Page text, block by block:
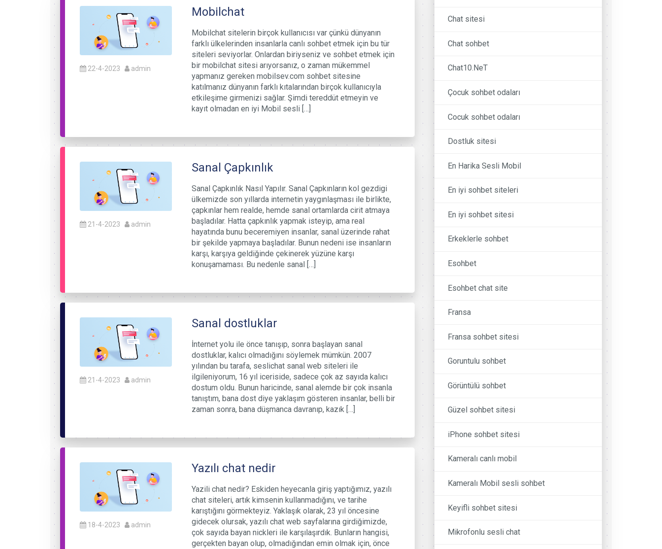
22-4-2023 admin
Mobilchat
Mobilchat sitelerin birçok kullanıcısı var çünkü dünyanın
farklı ülkelerinden insanlarla canlı sohbet etmek için bu tür
siteleri seviyorlar. Onlardan biriyseniz ve sohbet etmek için
bir mobilchat sitesi arıyorsanız, o zaman mükemmel
yapmanız gereken mobilsev.com sohbet sitesine
katılmanız dünyanın farklı kıtalarından birçok kullanıcıyla
etkileşime girmenizi sağlar. Şimdi tereddüt etmeyin ve
kayıt olmadan en iyi Mobil sesli […]
21-4-2023 admin
Sanal Çapkınlık
Sanal Çapkınlık Nasıl Yapılır. Sanal Çapkınların kol gezdigi
ülkemizde son yıllarda internetin yaygınlaşması ile birlikte,
çapkınlar hem realde, hemde sanal ortamlarda cirit atmaya
başladılar. Hatta çapkınlık yapmak isteyip, ama real
hayatında bunu beceremiyen insanlar, sanal üzerinde rahat
bir şekilde yapmaya başladılar. Bunun nedeni ise insanların
karşı, karşıya geldiğinde çekinerek yüzüne karşı
konuşamaması. Bu nedenle sanal […]
21-4-2023 admin
Sanal dostluklar
İnternet yolu ile önce tanışıp, sonra başlayan sanal
dostluklar, kalıcı olmadığını söylemek mümkün. 2007
yılından bu tarafa, seslichat sanal web siteleri ile
ilgileniyorum, 16 yıl iceriside, sadece çok az sayıda kalıcı
dostum oldu. Bunun haricinde, sanal alemde bir çok insanla
tanıştım, bana dost diye yaklaşım gösteren insanlar, belli bir
zaman sonra, bana düşmanca davranıp, kazık […]
18-4-2023 admin
Yazılı chat nedir
Yazili chat nedir? Eskiden heyecanla giriş yaptığımız, yazılı
chat siteleri, artık kimsenin kullanmadığını, ve tarihe
karıştığını görmekteyiz. Yaklaşık olarak, 23 yıl öncesine
gidecek olursak, yazılı chat web sayfalarına girdiğimizde,
çok sayıda bayan nickleri ile karşılaşırdık. Bunların hangisi,
gerçekten bayan olup, olmadığından emin olmak için, önce
Chat sitesi
Chat sohbet
Chat10.NeT
Çocuk sohbet odaları
Cocuk sohbet odaları
Dostluk sitesi
En Harika Sesli Mobil
En iyi sohbet siteleri
En iyi sohbet sitesi
Erkeklerle sohbet
Esohbet
Esohbet chat site
Fransa
Fransa sohbet sitesi
Goruntulu sohbet
Görüntülü sohbet
Güzel sohbet sitesi
iPhone sohbet sitesi
Kameralı canlı mobil
Kameralı Mobil sesli sohbet
Keyifli sohbet sitesi
Mikrofonlu sesli chat